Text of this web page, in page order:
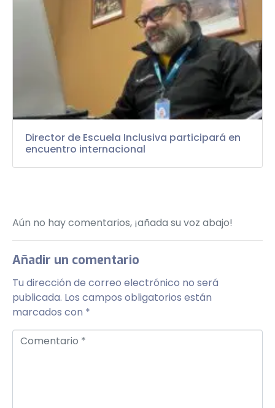
Director de Escuela Inclusiva participará en
encuentro internacional
Aún no hay comentarios, ¡añada su voz abajo!
Añadir un comentario
Tu dirección de correo electrónico no será
publicada. Los campos obligatorios están
marcados con *
Comentario *